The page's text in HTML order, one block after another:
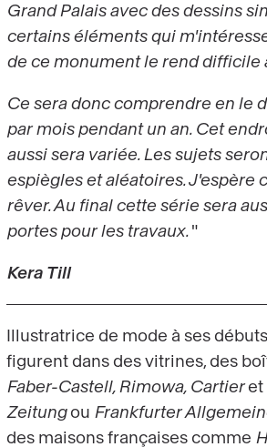
Grand Palais avec des dessins
certains éléments qui
de ce monument le rend difficile
Ce sera donc comprendre en le
par mois pendant un an. Cet
aussi sera variée. Les sujets
espiègles et aléatoires. J'espère
rêver. Au final cette série sera
portes pour les travaux. "
Kera Till
Illustratrice de mode à ses
figurent dans des vitrines, des
Faber-Castell, Rimowa, Cartieret
Zeitungou Frankfurter
des maisons françaises comme